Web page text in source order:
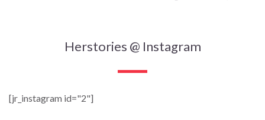
Herstories @ Instagram
[jr_instagram id="2"]